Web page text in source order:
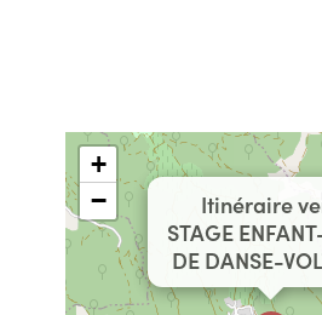
Itinéraire
STAGE
DE DANSE-
+
−